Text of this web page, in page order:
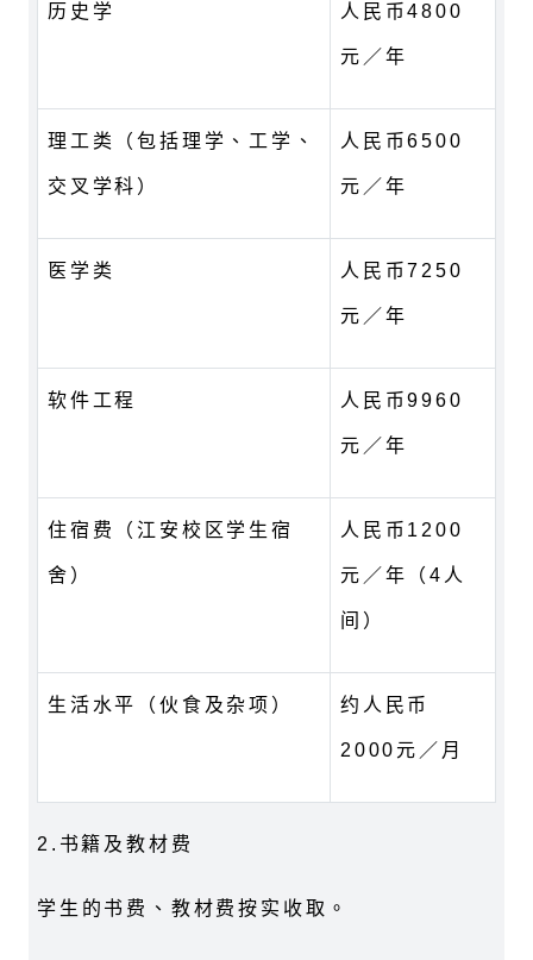
历史学 人民币4800
元／年
理工类（包括理学、工学、
交叉学科）
人民币6500
元／年
医学类 人民币7250
元／年
软件工程 人民币9960
元／年
住宿费（江安校区学生宿
舍）
人民币1200
元／年（4人
间）
生活水平（伙食及杂项） 约人民币
2000元／月
2. 书籍及教材费
学生的书费、教材费按实收取。